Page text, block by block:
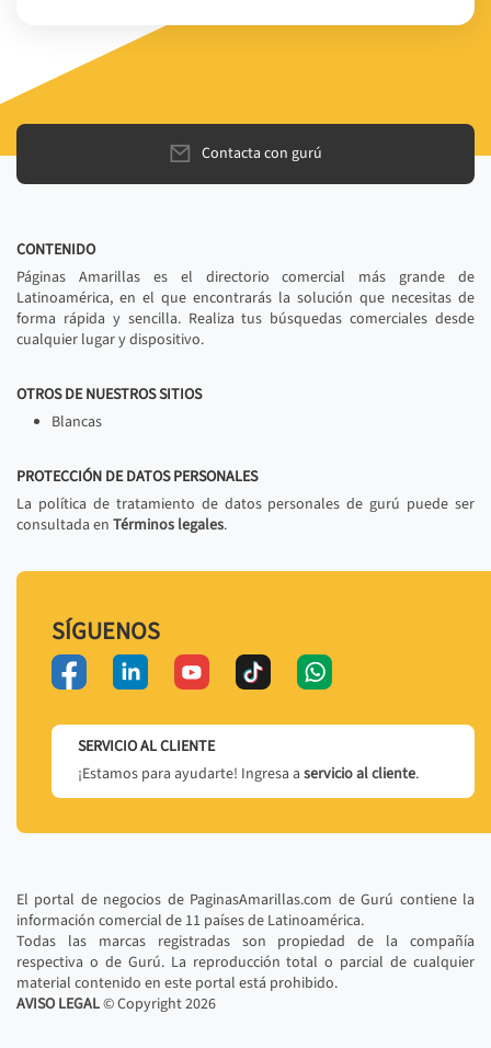
Contacta con gurú
CONTENIDO
Páginas Amarillas es el directorio comercial más grande de
Latinoamérica, en el que encontrarás la solución que necesitas de
forma rápida y sencilla. Realiza tus búsquedas comerciales desde
cualquier lugar y dispositivo.
OTROS DE NUESTROS SITIOS
Blancas
PROTECCIÓN DE DATOS PERSONALES
La política de tratamiento de datos personales de gurú puede ser
consultada en Términos legales.
SÍGUENOS
SERVICIO AL CLIENTE
¡Estamos para ayudarte! Ingresa a servicio al cliente.
El portal de negocios de PaginasAmarillas.com de Gurú contiene la
información comercial de 11 países de Latinoamérica.
Todas las marcas registradas son propiedad de la compañía
respectiva o de Gurú. La reproducción total o parcial de cualquier
material contenido en este portal está prohibido.
AVISO LEGAL© Copyright2026